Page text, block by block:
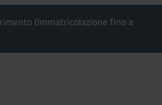
(Immatricolazione fino a